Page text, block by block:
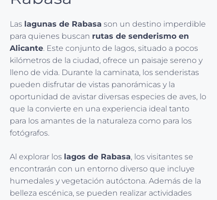
Las lagunas de Rabasa son un destino imperdible
para quienes buscan rutas de senderismo en
Alicante. Este conjunto de lagos, situado a pocos
kilómetros de la ciudad, ofrece un paisaje sereno y
lleno de vida. Durante la caminata, los senderistas
pueden disfrutar de vistas panorámicas y la
oportunidad de avistar diversas especies de aves, lo
que la convierte en una experiencia ideal tanto
para los amantes de la naturaleza como para los
fotógrafos.
Al explorar los lagos de Rabasa, los visitantes se
encontrarán con un entorno diverso que incluye
humedales y vegetación autóctona. Además de la
belleza escénica, se pueden realizar actividades